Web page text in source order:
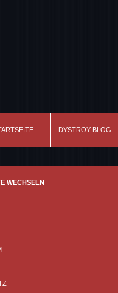
DYSTROY BLOG
WECHSELN